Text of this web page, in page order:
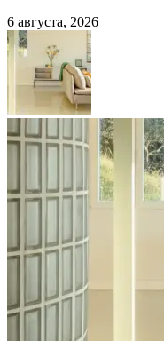
6 августа, 2026